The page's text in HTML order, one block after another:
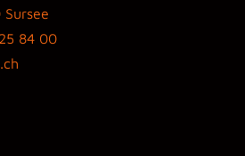
Sursee
84 00